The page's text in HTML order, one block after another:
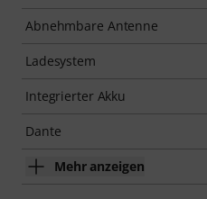
Abnehmbare Antenne
Ladesystem
Integrierter Akku
Dante
Mehr anzeigen